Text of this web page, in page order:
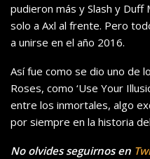
pudieron más y Slash y Duff
solo a Axl al frente. Pero
a unirse en el año 2016.
Así fue como se dio uno de
Roses, como ‘Use Your
entre los inmortales, algo
por siempre en la historia
No olvides seguirnos en